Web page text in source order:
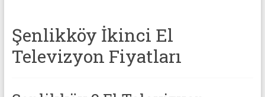
Alanlar
|
Şenlikköy İkinci El
Televizyon Fiyatları